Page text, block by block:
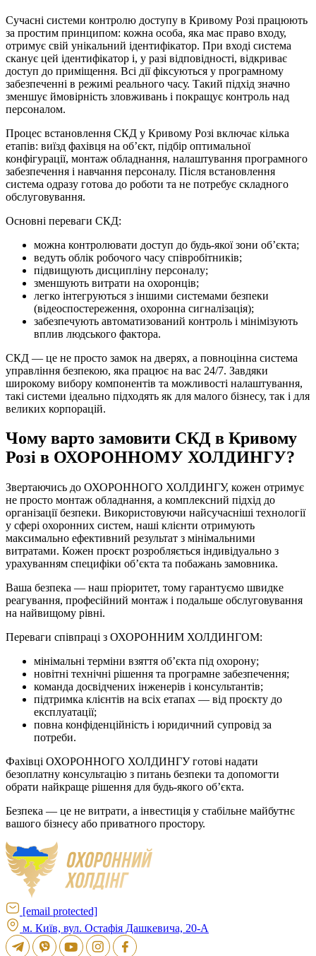
Сучасні системи контролю доступу в Кривому Розі працюють
за простим принципом: кожна особа, яка має право входу,
отримує свій унікальний ідентифікатор. При вході система
сканує цей ідентифікатор і, у разі відповідності, відкриває
доступ до приміщення. Всі дії фіксуються у програмному
забезпеченні в режимі реального часу. Такий підхід значно
зменшує ймовірність зловживань і покращує контроль над
персоналом.
Процес встановлення СКД у Кривому Розі включає кілька
етапів: виїзд фахівця на об’єкт, підбір оптимальної
конфігурації, монтаж обладнання, налаштування програмного
забезпечення і навчання персоналу. Після встановлення
система одразу готова до роботи та не потребує складного
обслуговування.
Основні переваги СКД:
можна контролювати доступ до будь-якої зони об’єкта;
ведуть облік робочого часу співробітників;
підвищують дисципліну персоналу;
зменшують витрати на охоронців;
легко інтегруються з іншими системами безпеки
(відеоспостереження, охоронна сигналізація);
забезпечують автоматизований контроль і мінімізують
вплив людського фактора.
СКД — це не просто замок на дверях, а повноцінна система
управління безпекою, яка працює на вас 24/7. Завдяки
широкому вибору компонентів та можливості налаштування,
такі системи ідеально підходять як для малого бізнесу, так і для
великих корпорацій.
Чому варто замовити СКД в Кривому
Розі в ОХОРОННОМУ ХОЛДИНГУ?
Звертаючись до ОХОРОННОГО ХОЛДИНГУ, кожен отримує
не просто монтаж обладнання, а комплексний підхід до
організації безпеки. Використовуючи найсучасніші технології
у сфері охоронних систем, наші клієнти отримують
максимально ефективний результат з мінімальними
витратами. Кожен проєкт розробляється індивідуально з
урахуванням специфіки об’єкта та побажань замовника.
Ваша безпека — наш пріоритет, тому гарантуємо швидке
реагування, професійний монтаж і подальше обслуговування
на найвищому рівні.
Переваги співпраці з ОХОРОННИМ ХОЛДИНГОМ:
мінімальні терміни взяття об’єкта під охорону;
новітні технічні рішення та програмне забезпечення;
команда досвідчених інженерів і консультантів;
підтримка клієнтів на всіх етапах — від проєкту до
експлуатації;
повна конфіденційність і юридичний супровід за
потреби.
Фахівці ОХОРОННОГО ХОЛДИНГУ готові надати
безоплатну консультацію з питань безпеки та допомогти
обрати найкраще рішення для будь-якого об’єкта.
Безпека — це не витрати, а інвестиція у стабільне майбутнє
вашого бізнесу або приватного простору.
[email protected]
м. Київ, вул. Остафія Дашкевича, 20-А